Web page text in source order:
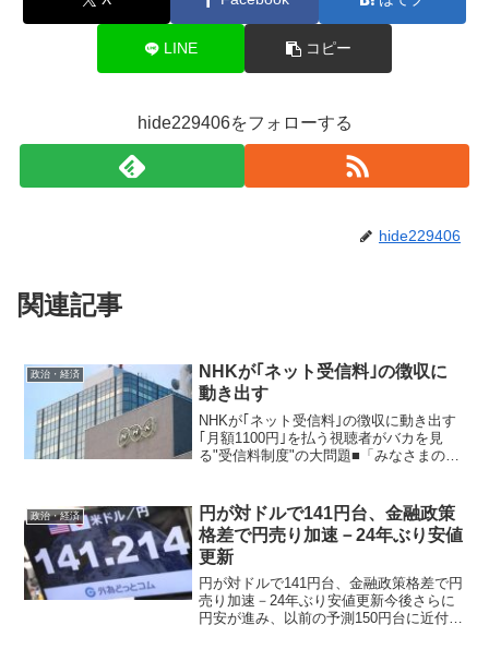
LINE コピー
hide229406をフォローする
hide229406
関連記事
政治・経済
NHKが｢ネット受信料｣の徴収に
動き出す
NHKが｢ネット受信料｣の徴収に動き出す
｢月額1100円｣を払う視聴者がバカを見
る"受信料制度"の大問題■「みなさまの
必須業務となる歴史的転換点を迎える。
名実とも...
政治・経済
円が対ドルで141円台、金融政策
格差で円売り加速－24年ぶり安値
更新
円が対ドルで141円台、金融政策格差で円
売り加速－24年ぶり安値更新今後さらに
円安が進み、以前の予測150円台に近付